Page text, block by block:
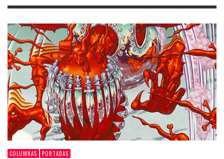
COLUMNAS PORTADAS